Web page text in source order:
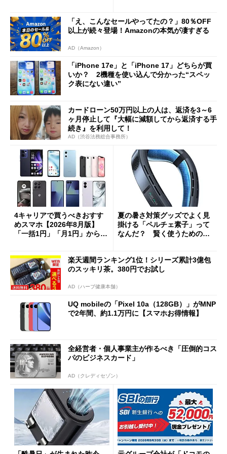
「え、こんなセールやってたの？」80％OFF
以上が続々登場！Amazonの本気が凄すぎる
AD（Amazon）
「iPhone 17e」と「iPhone 17」どちらが買
いか？ 2機種を使い込んで分かった“スペッ
ク表にない違い”
カードローン50万円以上の人は、返済を3～6
ヶ月停止して『大幅に減額してから返済する手
続き』を利用して！
AD（渋谷法務総合事務所）
4キャリアで買うべきおすす
めスマホ【2026年8月版】
「一括1円」「月1円」からお
夏の暑さ対策グッズでよく見
掛ける「ペルチェ素子」って
なんだ？ 賢く使うための注
楽天週間ランキング1位！シリーズ累計3億包
のスッキリ茶。380円でお試し
AD（ハーブ健康本舗）
UQ mobileの「Pixel 10a（128GB）」がMNP
で2年間、約1.1万円に【スマホお得情報】
全経営者・個人事業主が作るべき「圧倒的コス
パのビジネスカード」
AD（クレディセゾン）